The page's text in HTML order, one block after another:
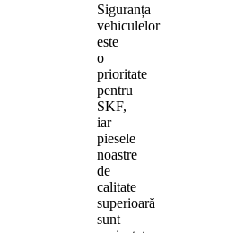
Siguranța
vehiculelor
este
o
prioritate
pentru
SKF,
iar
piesele
noastre
de
calitate
superioară
sunt